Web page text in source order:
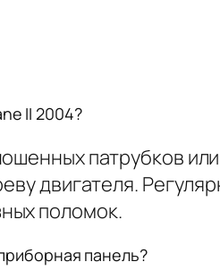
II 2004?
патрубков
двигателя.
поломок.
панель?